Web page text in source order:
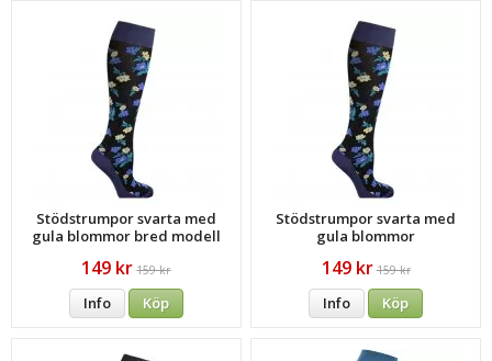
Stödstrumpor svarta med
gula blommor bred modell
149 kr 159 kr
Info Köp
Stödstrumpor svarta med
gula blommor
149 kr 159 kr
Info Köp